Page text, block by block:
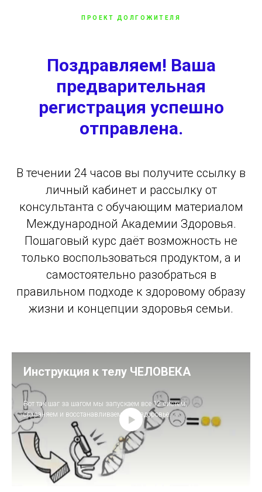
ПРОЕКТ ДОЛГОЖИТЕЛЯ
Поздравляем! Ваша
предварительная
регистрация успешно
отправлена.
В течении 24 часов вы получите ссылку в
личный кабинет и рассылку от
консультанта с обучающим материалом
Международной Академии Здоровья.
Пошаговый курс даёт возможность не
только воспользоваться продуктом, а и
самостоятельно разобраться в
правильном подходе к здоровому образу
жизни и концепции здоровья семьи.
Инструкция к телу ЧЕЛОВЕКА
Вот так шаг за шагом мы запускаем все 12 систем,
сохраняем и восстанавливаем своё здоровье.